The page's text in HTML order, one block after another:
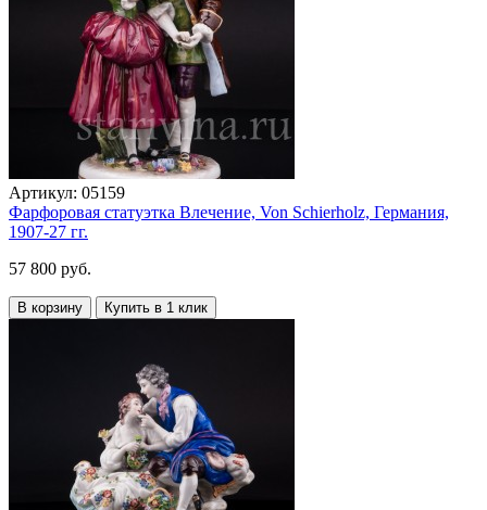
Артикул: 05159
Фарфоровая статуэтка Влечение, Von Schierholz, Германия,
1907-27 гг.
57 800 руб.
В корзину Купить в 1 клик